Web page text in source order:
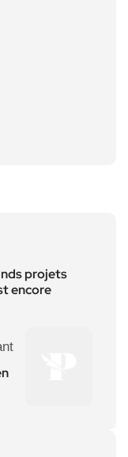
projets
encore